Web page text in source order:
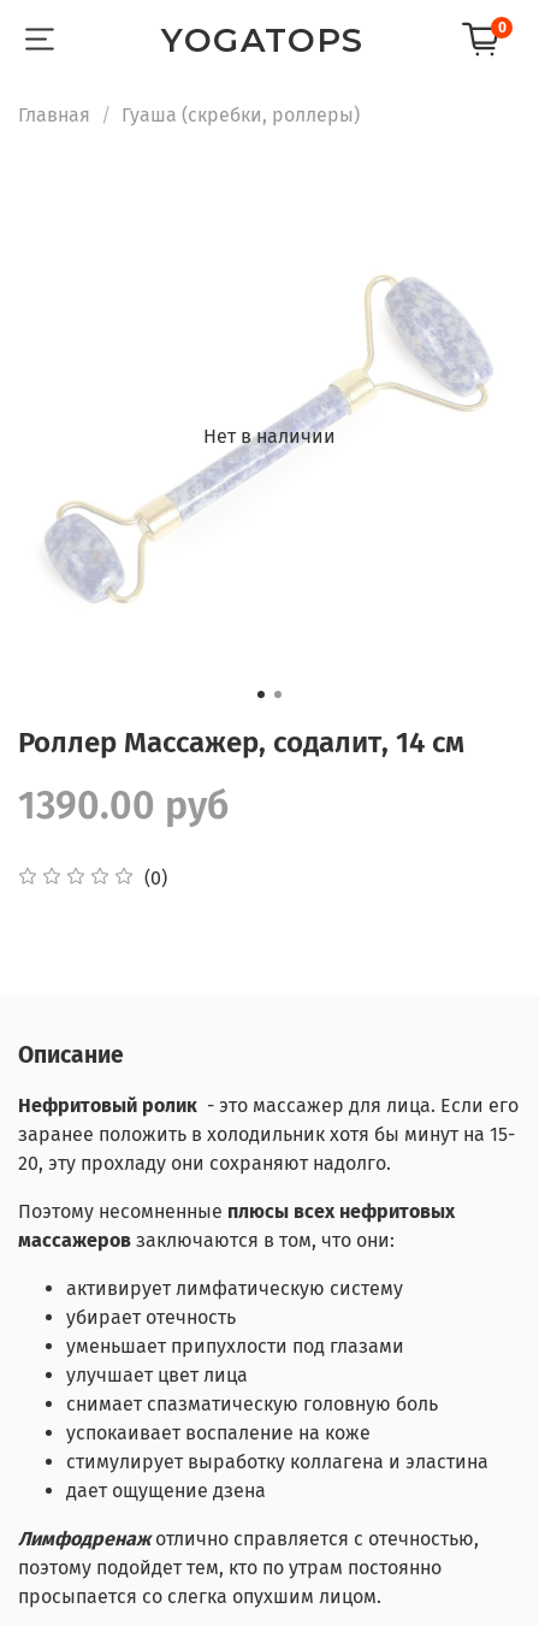
YOGATOPS 0
Главная Гуаша (скребки, роллеры)
Нет в наличии
Роллер Массажер, содалит, 14 см
(0)
1390.00 руб
Описание
Нефритовый ролик - это массажер для лица. Если его
заранее положить в холодильник хотя бы минут на 15-
20, эту прохладу они сохраняют надолго.
Поэтому несомненные плюсы всех нефритовых
массажеров заключаются в том, что они:
активирует лимфатическую систему
убирает отечность
уменьшает припухлости под глазами
улучшает цвет лица
снимает спазматическую головную боль
успокаивает воспаление на коже
стимулирует выработку коллагена и эластина
дает ощущение дзена
Лимфодренажотлично справляется с отечностью,
поэтому подойдет тем, кто по утрам постоянно
просыпается со слегка опухшим лицом.